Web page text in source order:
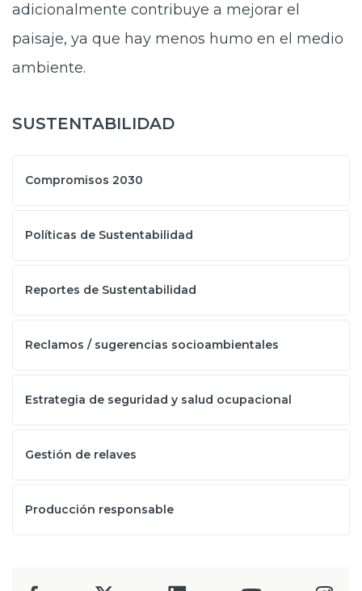
adicionalmente contribuye a mejorar el
paisaje, ya que hay menos humo en el medio
ambiente.
SUSTENTABILIDAD
Compromisos 2030
Políticas de Sustentabilidad
Reportes de Sustentabilidad
Reclamos / sugerencias socioambientales
Estrategia de seguridad y salud ocupacional
Gestión de relaves
Producción responsable